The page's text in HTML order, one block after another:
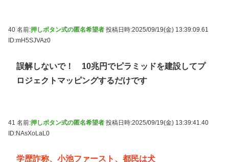
40 名前:押しボタン式の匿名希望者 投稿日時:2025/09/19(金) 13:39:09.61
ID:mH5SJVAz0
誤解しないで！ 10兆円でピラミッドを建設してプ
ロジェクトマッピングするだけです
41 名前:押しボタン式の匿名希望者 投稿日時:2025/09/19(金) 13:39:41.40
ID:NAsXoLaL0
学歴詐称、小池ファースト、都民は犬